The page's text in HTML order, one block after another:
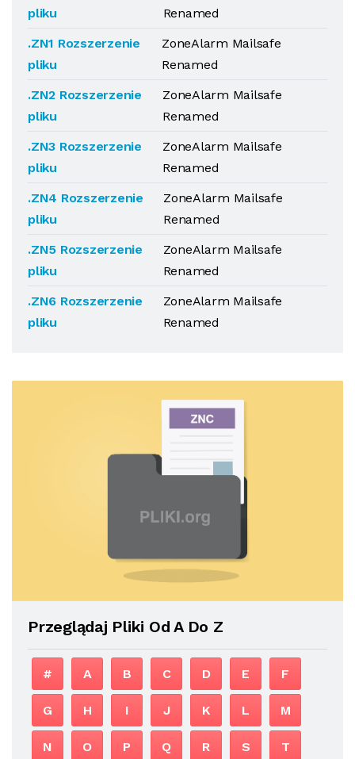
pliku
Renamed
.ZN1 Rozszerzenie
pliku
ZoneAlarm Mailsafe
Renamed
.ZN2 Rozszerzenie
pliku
ZoneAlarm Mailsafe
Renamed
.ZN3 Rozszerzenie
pliku
ZoneAlarm Mailsafe
Renamed
.ZN4 Rozszerzenie
pliku
ZoneAlarm Mailsafe
Renamed
.ZN5 Rozszerzenie
pliku
ZoneAlarm Mailsafe
Renamed
.ZN6 Rozszerzenie
pliku
ZoneAlarm Mailsafe
Renamed
Przeglądaj Pliki Od A Do Z
# A B C D E F
G H I J K L M
N O P Q R S T